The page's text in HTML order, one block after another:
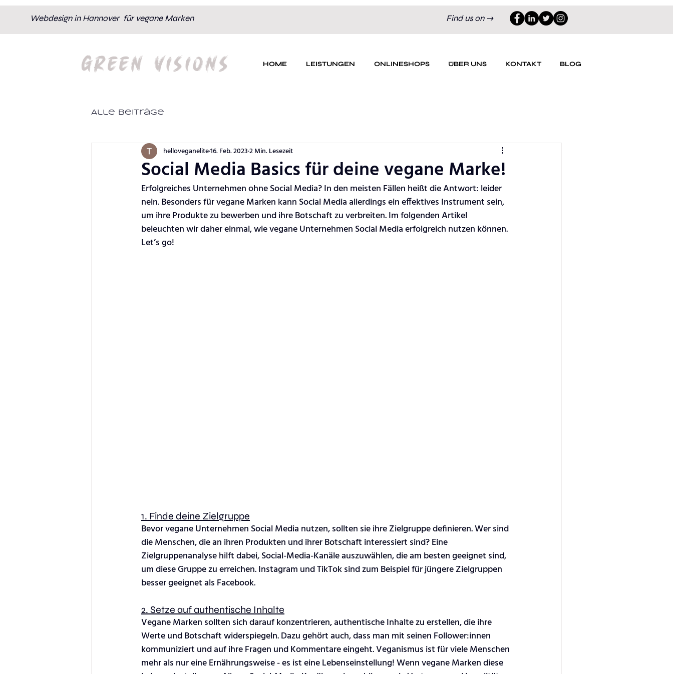
Webdesign in Hannover für vegane Marken Find us on →
GREEN VISIONS HOME LEISTUNGEN ONLINESHOPS ÜBER UNS KONTAKT BLOG
Alle Beiträge
Social Media Basics für deine vegane Marke!
helloveganelite16. Feb. 20232 Min. Lesezeit
Erfolgreiches Unternehmen ohne Social Media? In den meisten Fällen heißt die Antwort: leider
nein. Besonders für vegane Marken kann Social Media allerdings ein effektives Instrument sein,
um ihre Produkte zu bewerben und ihre Botschaft zu verbreiten. Im folgenden Artikel
beleuchten wir daher einmal, wie vegane Unternehmen Social Media erfolgreich nutzen können.
Let’s go!
1. Finde deine Zielgruppe
Bevor vegane Unternehmen Social Media nutzen, sollten sie ihre Zielgruppe definieren. Wer sind
die Menschen, die an ihren Produkten und ihrer Botschaft interessiert sind? Eine
Zielgruppenanalyse hilft dabei, Social-Media-Kanäle auszuwählen, die am besten geeignet sind,
um diese Gruppe zu erreichen. Instagram und TikTok sind zum Beispiel für jüngere Zielgruppen
besser geeignet als Facebook.
2. Setze auf authentische Inhalte
Vegane Marken sollten sich darauf konzentrieren, authentische Inhalte zu erstellen, die ihre
Werte und Botschaft widerspiegeln. Dazu gehört auch, dass man mit seinen Follower:innen
kommuniziert und auf ihre Fragen und Kommentare eingeht. Veganismus ist für viele Menschen
mehr als nur eine Ernährungsweise - es ist eine Lebenseinstellung! Wenn vegane Marken diese